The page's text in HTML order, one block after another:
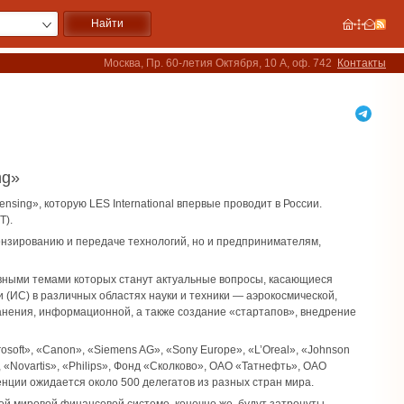
Москва, Пр. 60-летия Октября, 10 А, оф. 742 Контакты
которую LES International впервые проводит в России.
и передаче технологий, но и предпринимателям,
темами которых станут актуальные вопросы, касающиеся
в различных областях науки и техники — аэрокосмической,
информационной, а также создание «стартапов», внедрение
«Canon», «Siemens AG», «Sony Europe», «L’Oreal», «Johnson
«Novartis», «Philips», Фонд «Сколково», ОАО «Татнефть», ОАО
ожидается около 500 делегатов из разных стран мира.